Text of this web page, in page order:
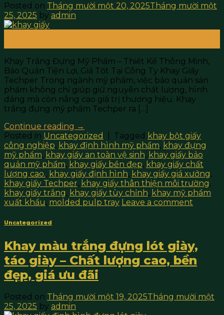
Posted on Tháng mười một 20, 2025Tháng mười một
25, 2025 by admin
Khay Trắng Đựng Mỹ Phẩm – Thiết Kế Thông Minh,
Bảo Quản Tiện Lợi, Giá Tốt Tại Công Ty Khay Giấy
Techper Trong ngành mỹ phẩm, việc bảo quản sản
phẩm không chỉ giúp giữ nguyên chất lượng, hình
dáng mà còn nâng cao giá trị thương hiệu. Khay
trắng đựng mỹ phẩm Techper ra […]
Continue reading →
Posted in Uncategorized Tagged khay bột giấy
công nghiệp, khay định hình mỹ phẩm, khay đựng
mỹ phẩm, khay giấy an toàn vệ sinh, khay giấy bảo
quản mỹ phẩm, khay giấy bền đẹp, khay giấy chất
lượng cao., khay giấy định hình, khay giấy giá xưởng,
khay giấy Techper, khay giấy thân thiện môi trường,
khay giấy trắng, khay giấy tùy chỉnh, khay mỹ phẩm
xuất khẩu, molded pulp tray Leave a comment
Uncategorized
Khay màu trắng đựng lót giày,
táo giày – Chất lượng cao, bền
đẹp, giá ưu đãi
Posted on Tháng mười một 19, 2025Tháng mười một
25, 2025 by admin